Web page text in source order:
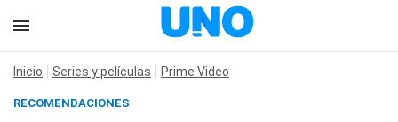
Inicio Series y películas Prime Video
RECOMENDACIONES